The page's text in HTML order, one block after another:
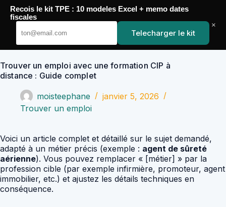
Passer
contenu
YoupiJobs
Trouver un emploi avec une formation CIP à
distance : Guide complet
moisteephane
janvier 5, 2026
Trouver un emploi
Voici un article complet et détaillé sur le sujet demandé,
adapté à un métier précis (exemple : agent de sûreté
aérienne). Vous pouvez remplacer « [métier] » par la
profession cible (par exemple infirmière, promoteur, agent
immobilier, etc.) et ajustez les détails techniques en
conséquence.
Recois le kit TPE : 10 modeles Excel + memo dates
fiscales
Telecharger le kit
×